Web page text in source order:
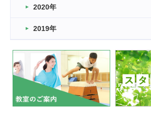
2022.11.03
緑ケ丘体育館
いたっぼーる大会☆彡
緑ケ丘体育館
2022.07.03
市内総合体育大会が開始
緑ケ丘体育館 猪名川運動広場
2020年
2019年